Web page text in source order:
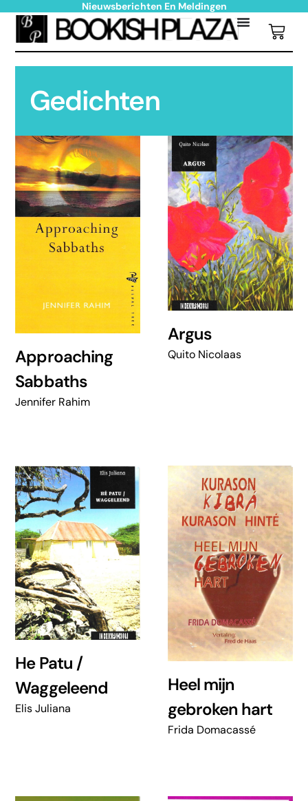
Nieuwsberichten En Meldingen
Gedichten
Approaching
Sabbaths
Jennifer Rahim
Argus
Quito Nicolaas
He Patu /
Waggeleend
Elis Juliana
Heel mijn
gebroken hart
Frida Domacassé